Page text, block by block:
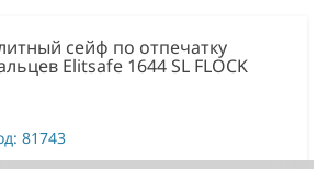
сейф по отпечатку
Elitsafe 1644 SL FLOCK
81743